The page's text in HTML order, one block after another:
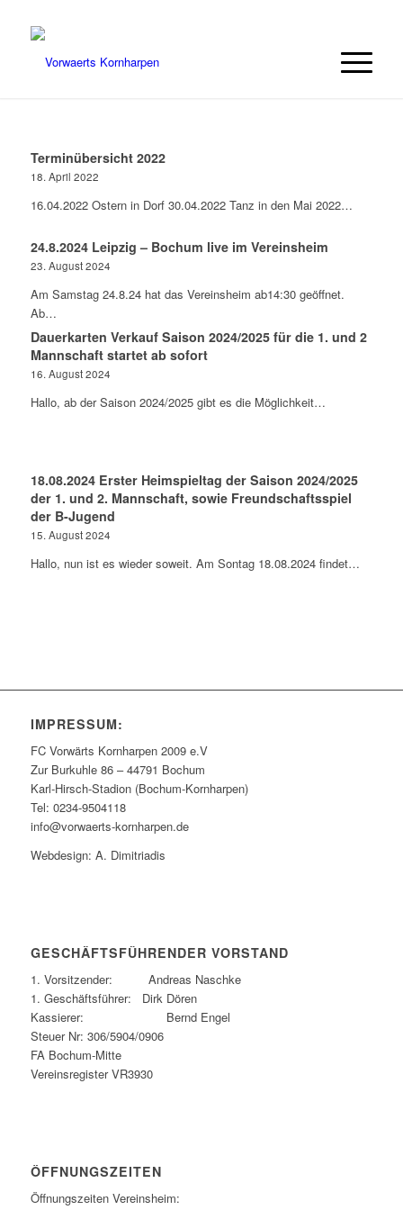
Terminübersicht 2022
18. April 2022
16.04.2022 Ostern in Dorf 30.04.2022 Tanz in den Mai 2022…
24.8.2024 Leipzig – Bochum live im Vereinsheim
23. August 2024
Am Samstag 24.8.24 hat das Vereinsheim ab14:30 geöffnet.
Ab…
Dauerkarten Verkauf Saison 2024/2025 für die 1. und 2
Mannschaft startet ab sofort
16. August 2024
Hallo, ab der Saison 2024/2025 gibt es die Möglichkeit…
18.08.2024 Erster Heimspieltag der Saison 2024/2025
der 1. und 2. Mannschaft, sowie Freundschaftsspiel
der B-Jugend
15. August 2024
Hallo, nun ist es wieder soweit. Am Sontag 18.08.2024 findet…
IMPRESSUM:
FC Vorwärts Kornharpen 2009 e.V
Zur Burkuhle 86 – 44791 Bochum
Karl-Hirsch-Stadion (Bochum-Kornharpen)
Tel: 0234-9504118
info@vorwaerts-kornharpen.de
Webdesign: A. Dimitriadis
GESCHÄFTSFÜHRENDER VORSTAND
1. Vorsitzender: Andreas Naschke
1. Geschäftsführer: Dirk Dören
Kassierer: Bernd Engel
Steuer Nr: 306/5904/0906
FA Bochum-Mitte
Vereinsregister VR3930
ÖFFNUNGSZEITEN
Öffnungszeiten Vereinsheim: